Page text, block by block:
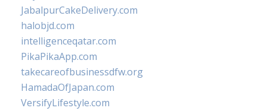
JabalpurCakeDelivery.com
halobjd.com
intelligenceqatar.com
PikaPikaApp.com
takecareofbusinessdfw.org
HamadaOfJapan.com
VersifyLifestyle.com